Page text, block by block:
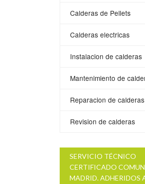
Calderas de Pellets
Calderas electricas
Instalacion de calderas
Mantenimiento de
Reparacion de calderas
Revision de calderas
SERVICIO TÉCNICO
CERTIFICADO
MADRID. ADHERIDOS